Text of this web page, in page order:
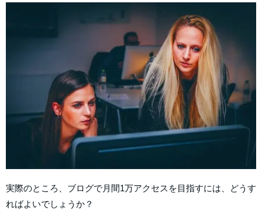
実際のところ、ブログで月間1万アクセスを目指すには、どうす
ればよいでしょうか？